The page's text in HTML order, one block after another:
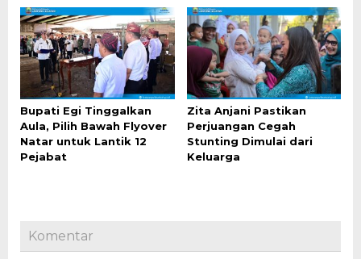
Bupati Egi Tinggalkan
Aula, Pilih Bawah Flyover
Natar untuk Lantik 12
Pejabat
Zita Anjani Pastikan
Perjuangan Cegah
Stunting Dimulai dari
Keluarga
Komentar